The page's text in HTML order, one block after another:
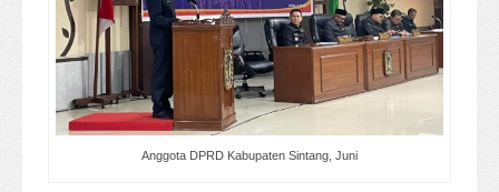
Anggota DPRD Kabupaten Sintang, Juni